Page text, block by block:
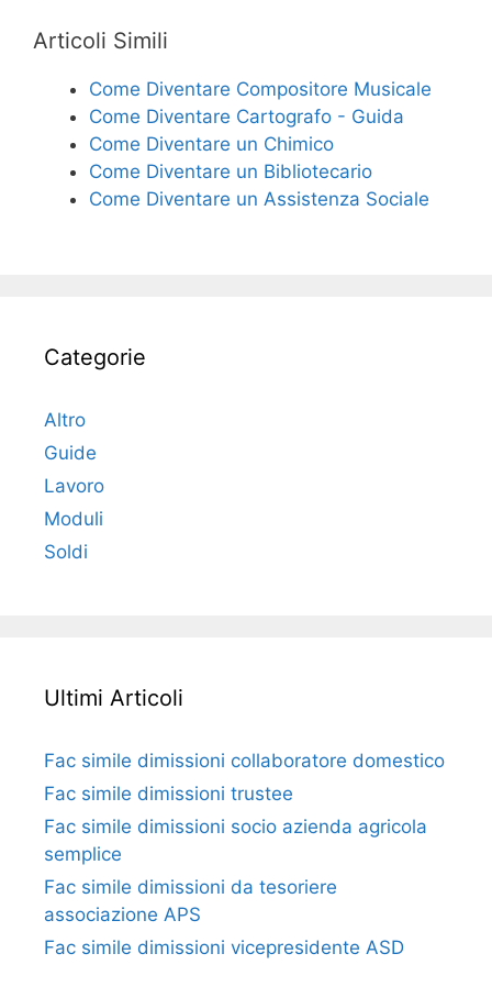
Articoli Simili
Come Diventare Compositore Musicale
Come Diventare Cartografo - Guida
Come Diventare un Chimico
Come Diventare un Bibliotecario
Come Diventare un Assistenza Sociale
Categorie
Altro
Guide
Lavoro
Moduli
Soldi
Ultimi Articoli
Fac simile dimissioni collaboratore domestico​​​
Fac simile dimissioni trustee​​​
Fac simile ​dimissioni socio azienda agricola
semplice​​​
Fac simile dimissioni da tesoriere
associazione APS​​
Fac simile dimissioni vicepresidente ASD​​